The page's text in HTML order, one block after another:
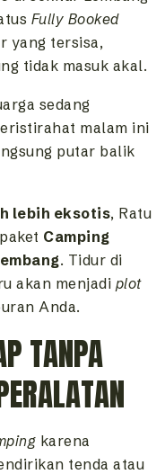
Fully Booked
yang tersisa,
tidak masuk akal.
sedang
malam ini
putar balik
lebih eksotis, Ratu
Camping
. Tidur di
akan menjadi plot
Anda.
TANPA
karena
tenda atau